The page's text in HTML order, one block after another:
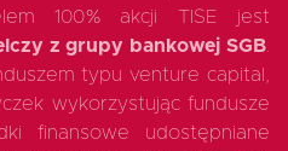
100% akcji TISE jest
z grupy bankowej SGB.
typu venture capital,
wykorzystując fundusze
finansowe udostępniane